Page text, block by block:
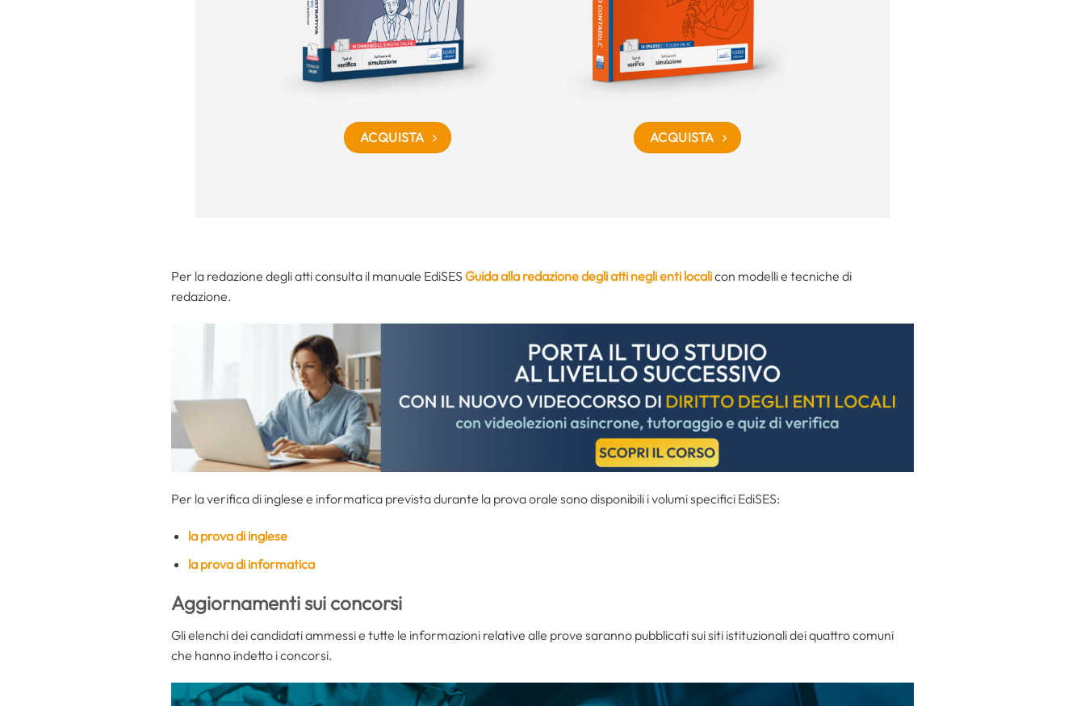
ACQUISTA ACQUISTA
Per la redazione degli atti consulta il manuale EdiSES Guida alla redazione degli atti negli enti localicon modelli e tecniche di
redazione.
Per la verifica di inglese e informatica prevista durante la prova orale sono disponibili i volumi specifici EdiSES:
la prova di inglese
la prova di informatica
Aggiornamenti sui concorsi
Gli elenchi dei candidati ammessi e tutte le informazioni relative alle prove saranno pubblicati sui siti istituzionali dei quattro comuni
che hanno indetto i concorsi.